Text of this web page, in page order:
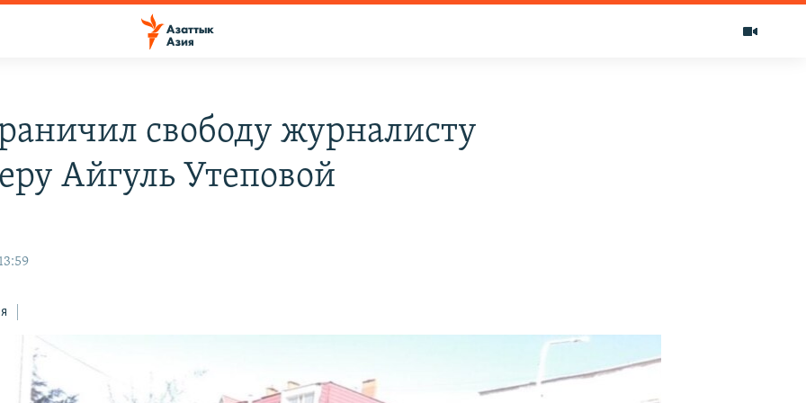
свободу журналисту
Айгуль Утеповой